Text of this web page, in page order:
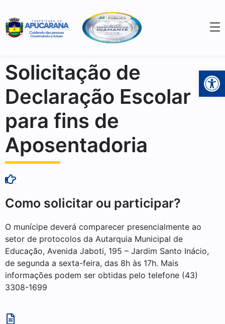
Solicitação de
Declaração Escolar
para fins de
Aposentadoria
Como solicitar ou participar?
O munícipe deverá comparecer presencialmente ao
setor de protocolos da Autarquia Municipal de
Educação, Avenida Jaboti, 195 – Jardim Santo Inácio,
de segunda a sexta-feira, das 8h às 17h. Mais
informações podem ser obtidas pelo telefone (43)
3308-1699